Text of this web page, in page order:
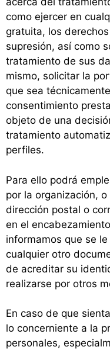
como ejercer en
gratuita, los
supresión, así como
tratamiento de sus
mismo, solicitar la
que sea
consentimiento
objeto de una
tratamiento
perfiles.
Para ello podrá
por la organización,
dirección postal o
en el
informamos que se
cualquier otro
de acreditar su
realizarse por otros
En caso de que
lo concerniente a la
personales,